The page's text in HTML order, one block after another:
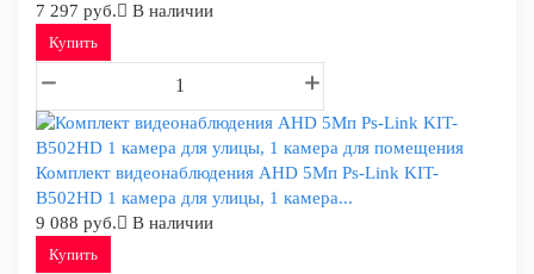
7 297 руб.
В наличии
Купить
Комплект видеонаблюдения AHD 5Мп Ps-Link KIT-
B502HD 1 камера для улицы, 1 камера...
9 088 руб.
В наличии
Купить